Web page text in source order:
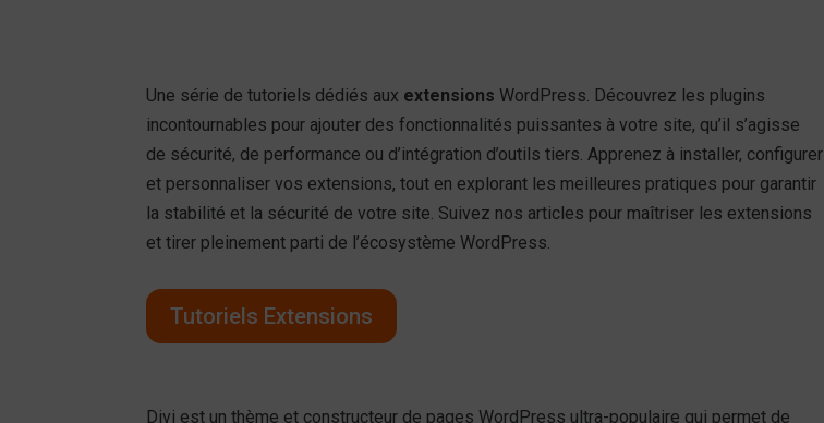
Une série de tutoriels dédiés aux extensions WordPress. Découvrez les plugins
incontournables pour ajouter des fonctionnalités puissantes à votre site, qu’il s’agisse
de sécurité, de performance ou d’intégration d’outils tiers. Apprenez à installer, configurer
et personnaliser vos extensions, tout en explorant les meilleures pratiques pour garantir
la stabilité et la sécurité de votre site. Suivez nos articles pour maîtriser les extensions
et tirer pleinement parti de l’écosystème WordPress.
Tutoriels Extensions
Divi est un thème et constructeur de pages WordPress ultra-populaire qui permet de